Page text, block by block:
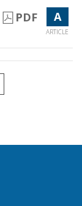
PDF A
ARTICLE